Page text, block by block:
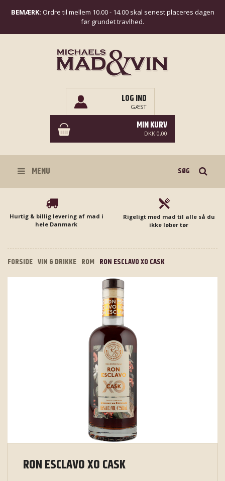
BEMÆRK: Ordre til mellem 10.00 - 14.00 skal senest placeres dagen
før grundet travlhed.
LOG IND
GÆST
MIN KURV
DKK 0,00
MENU
Hurtig & billig levering af mad i
hele Danmark
Rigeligt med mad til alle så du
ikke løber tør
FORSIDE VIN & DRIKKE ROM RON ESCLAVO XO CASK
RON ESCLAVO XO CASK